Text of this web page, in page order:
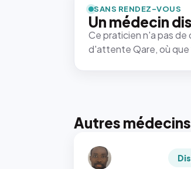
SANS RENDEZ-VOUS
Un médecin
Ce praticien n'a pas de
d'attente Qare, où que
Autres